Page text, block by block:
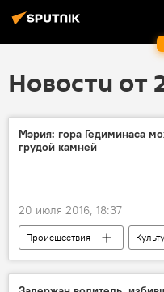
Новости от
Мэрия: гора Гедиминаса
грудой камней
20 июля 2016, 18:37
Происшествия
Оползни на горе Гедиминаса